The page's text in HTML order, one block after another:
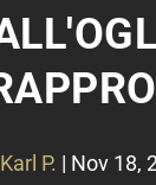
Karl P. | Nov 18,